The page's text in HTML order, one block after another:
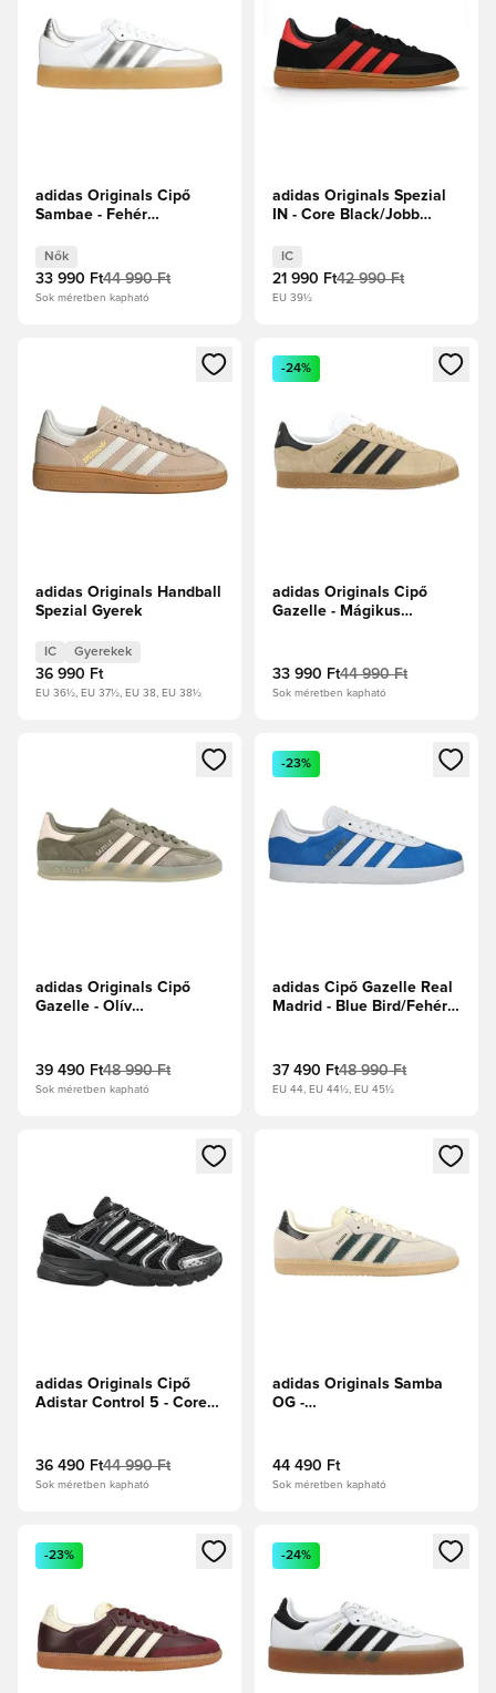
adidas Originals Cipő
Sambae - Fehér
Nők
33 990 Ft44 990 Ft
Sok méretben kapható
adidas Originals Spezial
IN - Core Black/Jobb
IC
21 990 Ft42 990 Ft
EU 39½
Megnyit egy modált a bejelentkezéshez vagy a tagként
adidas Originals Handball
Spezial Gyerek
IC Gyerekek
36 990 Ft
EU 36½, EU 37½, EU 38, EU 38½
Megnyit egy modált a
-24%
adidas Originals Cipő
Gazelle - Mágikus
33 990 Ft44 990 Ft
Sok méretben kapható
Megnyit egy modált a bejelentkezéshez vagy a tagként
adidas Originals Cipő
Gazelle - Olív
39 490 Ft48 990 Ft
Sok méretben kapható
Megnyit egy modált a
-23%
adidas Cipő Gazelle Real
Madrid - Blue Bird/Fehér
37 490 Ft48 990 Ft
EU 44, EU 44½, EU 45½
Megnyit egy modált a bejelentkezéshez vagy a tagként
adidas Originals Cipő
Adistar Control 5 - Core
36 490 Ft44 990 Ft
Sok méretben kapható
Megnyit egy modált a
adidas Originals Samba
OG -
44 490 Ft
Sok méretben kapható
Megnyit egy modált a bejelentkezéshez vagy a tagként
-23%
Megnyit egy modált a
-24%